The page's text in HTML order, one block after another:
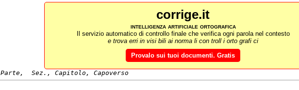
corrige.it
intelligenza artificiale ortografica
Il servizio automatico di controllo finale che verifica ogni parola nel contesto
e trova erri in visi bili ai norma li con troll i orto grafi ci
Provalo sui tuoi documenti. Gratis
Parte,  Sez., Capitolo, Capoverso